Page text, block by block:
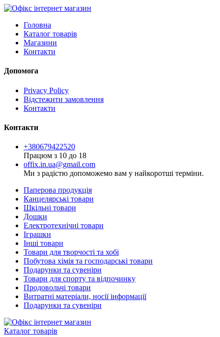
Головна
Каталог товарів
Магазини
Контакти
Допомога
Privacy Policy
Відстежити замовлення
Контакти
Контакти
+380679422520
Працюм з 10 до 18
offix.in.ua@gmail.com
Ми з радістю допоможемо вам у найкоротші терміни.
Паперова продукція
Канцелярські товари
Шкільні товари
Дошки
Електротехнічні товари
Іграшки
Інші товари
Товари для творчості та хобі
Побутова хімія та господарські товари
Подарунки та сувеніри
Товари для спорту та відпочинку
Продовольчі товари
Витратні матеріали, носії інформації
Подарунки та сувеніри
Каталог товарів